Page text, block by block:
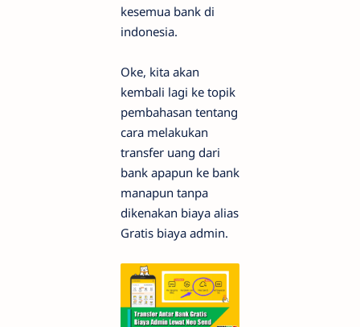
kesemua bank di
indonesia.
Oke, kita akan
kembali lagi ke topik
pembahasan tentang
cara melakukan
transfer uang dari
bank apapun ke bank
manapun tanpa
dikenakan biaya alias
Gratis biaya admin.